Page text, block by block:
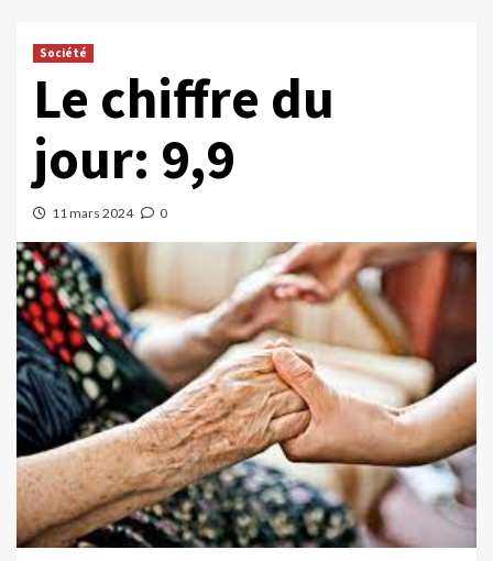
Société
Le chiffre du
jour: 9,9
11 mars 2024 0